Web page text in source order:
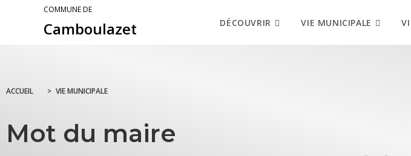
COMMUNE DE
Camboulazet DÉCOUVRIR VIE MUNICIPALE
ACCUEIL > VIE MUNICIPALE
Mot du maire